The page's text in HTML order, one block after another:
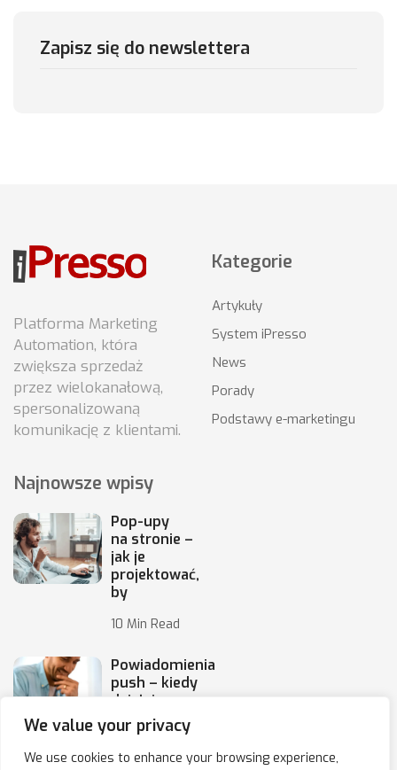
We value your privacy
We use cookies to enhance your browsing experience,
Zapisz się do newslettera
Platforma Marketing
Automation, która
zwiększa sprzedaż
przez wielokanałową,
spersonalizowaną
komunikację z klientami.
Kategorie
Artykuły
System iPresso
News
Porady
Podstawy e-marketingu
Najnowsze wpisy
Pop-upy
na stronie –
jak je
projektować,
by
10 Min Read
Powiadomienia
push – kiedy
działają,
a kiedy irytują
10 Min Read